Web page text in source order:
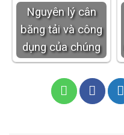
Nguyên lý cân
băng tải và công
dụng của chúng